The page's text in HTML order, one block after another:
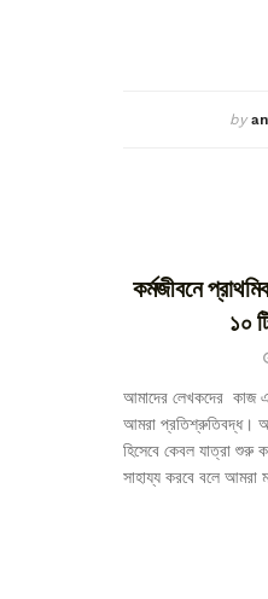
by
কর্মজীবনে
১০
আমাদের লেখকদের কাজ
আমরা প্রতিশ্রুতিবদ্ধ।
হিসেবে কেবল যাত্রা শুরু
সাহায্য করবে বলে আমরা